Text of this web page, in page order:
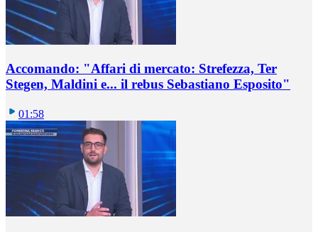
Accomando: "Affari di mercato: Strefezza, Ter
Stegen, Maldini e... il rebus Sebastiano Esposito"
01:58